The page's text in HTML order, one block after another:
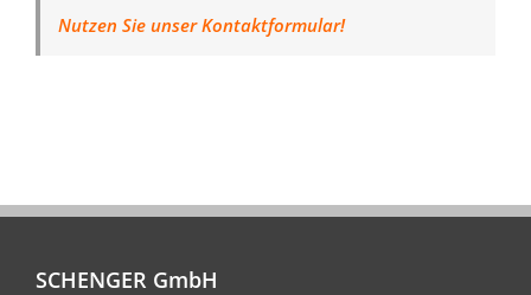
Nutzen Sie unser Kontaktformular!
SCHENGER GmbH